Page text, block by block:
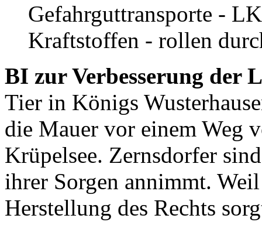
Gefahrguttransporte -
Kraftstoffen - rollen
BI zur Verbesserung der
Tier in Königs
die Mauer vor einem Weg
Krüpelsee. Zernsdorfer
ihrer Sorgen annimmt.
Herstellung des Rechts